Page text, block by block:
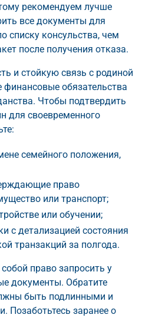
рекомендуем лучше
все документы для
списку консульства, чем
после получения отказа.
и стойкую связь с родиной
обязательства
Чтобы подтвердить
для своевременного
семейного положения,
право
или транспорт;
или обучении;
с детализацией состояния
транзакций за полгода.
право запросить у
документы. Обратите
быть подлинными и
Позаботьтесь заранее о